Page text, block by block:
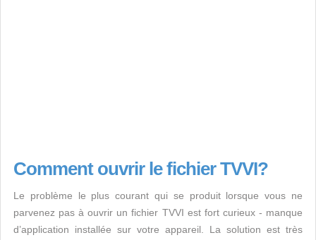
Comment ouvrir le fichier TVVI?
Le problème le plus courant qui se produit lorsque vous ne
parvenez pas à ouvrir un fichier TVVI est fort curieux - manque
d’application installée sur votre appareil. La solution est très